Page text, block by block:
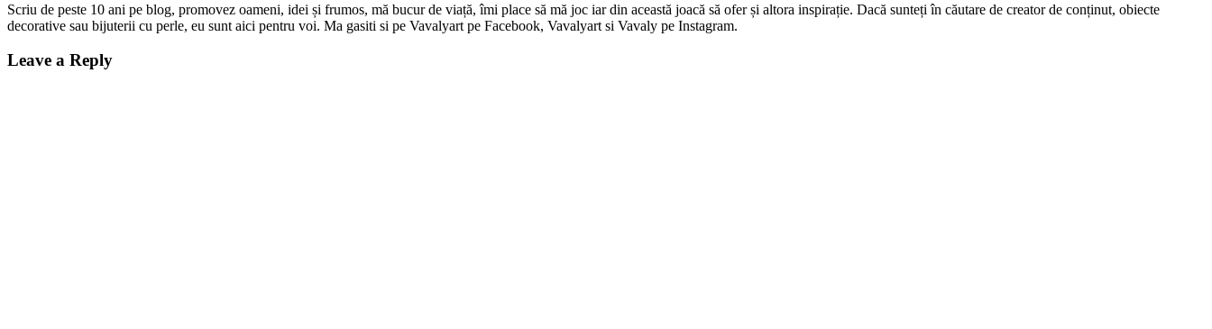
Scriu de peste 10 ani pe blog, promovez oameni, idei și frumos, mă bucur de viață, îmi place să mă joc iar din această joacă să ofer și altora inspirație. Dacă sunteți în căutare de creator de conținut, obiecte
decorative sau bijuterii cu perle, eu sunt aici pentru voi. Ma gasiti si pe Vavalyart pe Facebook, Vavalyart si Vavaly pe Instagram.
Leave a Reply